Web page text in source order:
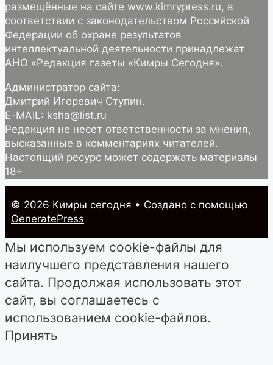
размещённые на сайте www.kimrypress.ru, в
соответствии с законодательством Российской
Федерации об охране результатов
интеллектуальной деятельности принадлежат
АНО «Редакция газеты «Кимры Сегодня».
Администратор сайта:
Дмитрий Игоревич Ступин.
E-MAIL: ksha@list.ru
Редакция не несет ответственности за мнения,
высказанные в комментариях читателей.
Настоящий ресурс может содержать материалы
18+
© 2026 Кимры cегодня • Создано с помощью
GeneratePress
Мы используем cookie-файлы для
наилучшего представления нашего
сайта. Продолжая использовать этот
сайт, вы соглашаетесь с
использованием cookie-файлов.
Принять